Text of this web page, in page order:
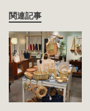
関連記事